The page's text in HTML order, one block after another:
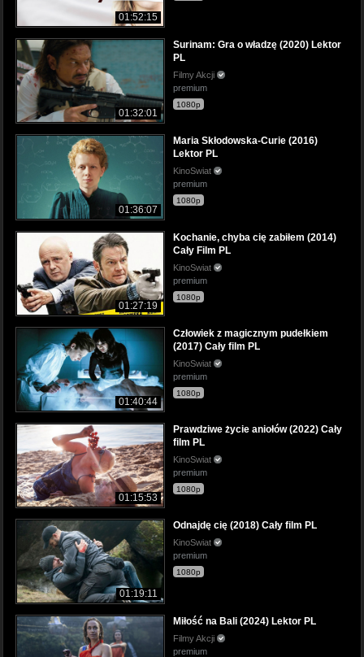
01:52:15
01:32:01
Surinam: Gra o władzę (2020) Lektor
PL
Filmy Akcji
premium
1080p
01:36:07
Maria Skłodowska-Curie (2016)
Lektor PL
KinoSwiat
premium
1080p
01:27:19
Kochanie, chyba cię zabiłem (2014)
Cały Film PL
KinoSwiat
premium
1080p
01:40:44
Człowiek z magicznym pudełkiem
(2017) Cały film PL
KinoSwiat
premium
1080p
01:15:53
Prawdziwe życie aniołów (2022) Cały
film PL
KinoSwiat
premium
1080p
01:19:11
Odnajdę cię (2018) Cały film PL
KinoSwiat
premium
1080p
Miłość na Bali (2024) Lektor PL
Filmy Akcji
premium